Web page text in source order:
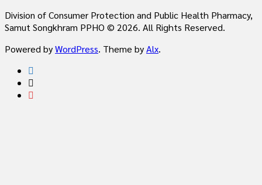
Division of Consumer Protection and Public Health Pharmacy,
Samut Songkhram PPHO © 2026. All Rights Reserved.
Powered byWordPress. Theme byAlx.